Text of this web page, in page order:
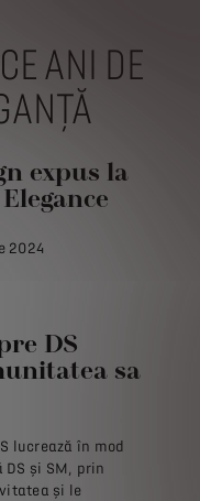
ANI DE
expus la
2024
DS
sa
lucrează în mod
și SM, prin
și le